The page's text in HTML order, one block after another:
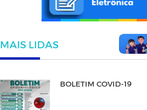
MAIS LIDAS
BOLETIM COVID-19